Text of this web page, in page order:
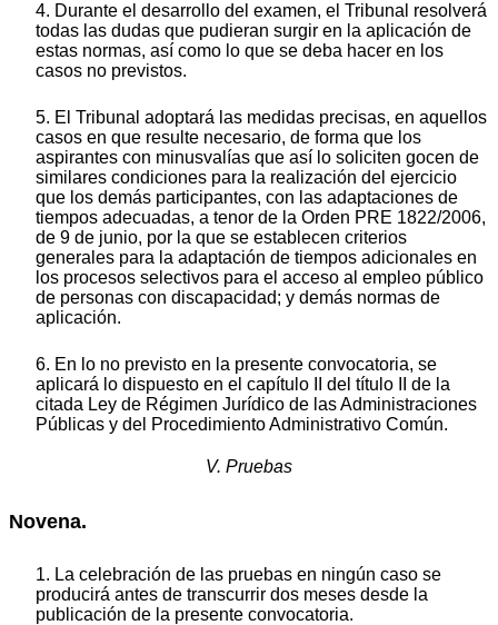
4. Durante el desarrollo del examen, el Tribunal resolverá
todas las dudas que pudieran surgir en la aplicación de
estas normas, así como lo que se deba hacer en los
casos no previstos.
5. El Tribunal adoptará las medidas precisas, en aquellos
casos en que resulte necesario, de forma que los
aspirantes con minusvalías que así lo soliciten gocen de
similares condiciones para la realización del ejercicio
que los demás participantes, con las adaptaciones de
tiempos adecuadas, a tenor de la Orden PRE 1822/2006,
de 9 de junio, por la que se establecen criterios
generales para la adaptación de tiempos adicionales en
los procesos selectivos para el acceso al empleo público
de personas con discapacidad; y demás normas de
aplicación.
6. En lo no previsto en la presente convocatoria, se
aplicará lo dispuesto en el capítulo II del título II de la
citada Ley de Régimen Jurídico de las Administraciones
Públicas y del Procedimiento Administrativo Común.
V. Pruebas
Novena.
1. La celebración de las pruebas en ningún caso se
producirá antes de transcurrir dos meses desde la
publicación de la presente convocatoria.